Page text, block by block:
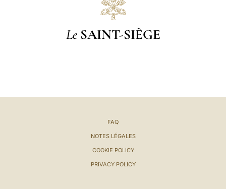
Le SAINT-SIÈGE
FAQ
NOTES LÉGALES
COOKIE POLICY
PRIVACY POLICY